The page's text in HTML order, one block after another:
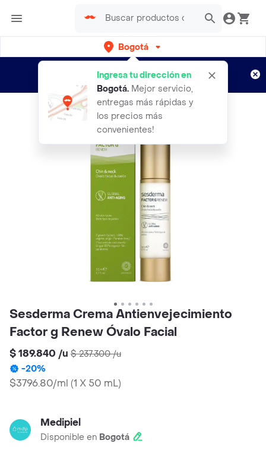
Bogotá
Ingresa tu dirección en
Bogotá. Mejor servicio,
entregas más rápidas y
los precios más
convenientes!
envíos gratis por semanas
Aplican TyC
Sesderma Crema Antienvejecimiento
Factor g Renew Óvalo Facial
$ 189.840 /u $ 237.300/u
-20%
$3796.80/ml (1 X 50 mL)
Medipiel
Disponible en Bogotá